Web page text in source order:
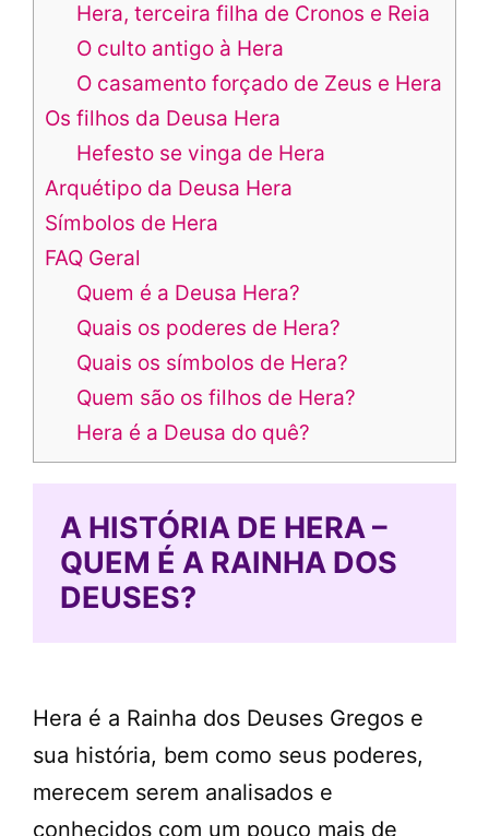
Hera, terceira filha de Cronos e Reia
O culto antigo à Hera
O casamento forçado de Zeus e Hera
Os filhos da Deusa Hera
Hefesto se vinga de Hera
Arquétipo da Deusa Hera
Símbolos de Hera
FAQ Geral
Quem é a Deusa Hera?
Quais os poderes de Hera?
Quais os símbolos de Hera?
Quem são os filhos de Hera?
Hera é a Deusa do quê?
A HISTÓRIA DE HERA –
QUEM É A RAINHA DOS
DEUSES?
Hera é a Rainha dos Deuses Gregos e
sua história, bem como seus poderes,
merecem serem analisados e
conhecidos com um pouco mais de